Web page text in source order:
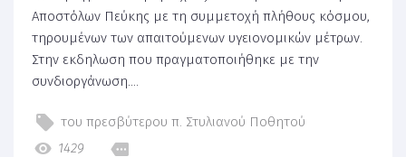
Αποστόλων Πεύκης με τη συμμετοχή πλήθους κόσμου,
τηρουμένων των απαιτούμενων υγειονομικών μέτρων.
Στην εκδηλωση που πραγματοποιήθηκε με την
συνδιοργάνωση....
του πρεσβύτερου π. Στυλιανού Ποθητού
1429